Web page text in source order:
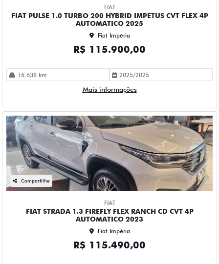
FIAT
FIAT PULSE 1.0 TURBO 200 HYBRID IMPETUS CVT FLEX 4P
AUTOMATICO 2025
Fiat Impéria
R$ 115.900,00
16.638 km 2025/2025
Mais informações
Compartilhe
FIAT
FIAT STRADA 1.3 FIREFLY FLEX RANCH CD CVT 4P
AUTOMATICO 2023
Fiat Impéria
R$ 115.490,00